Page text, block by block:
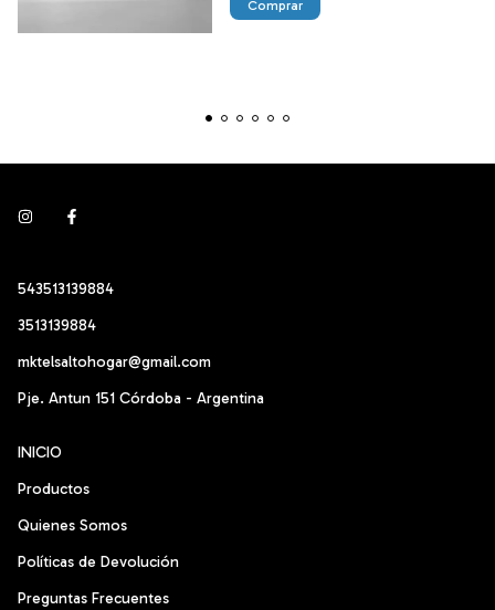
543513139884
3513139884
mktelsaltohogar@gmail.com
Pje. Antun 151 Córdoba - Argentina
INICIO
Productos
Quienes Somos
Políticas de Devolución
Preguntas Frecuentes